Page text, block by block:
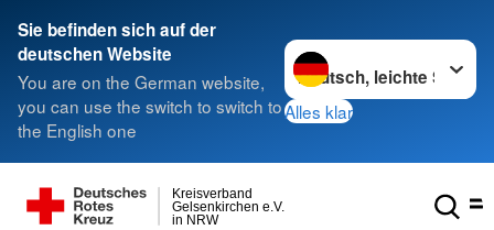
Sie befinden sich auf der
deutschen Website
You are on the German website,
you can use the switch to switch to
the English one
Sprache wechseln zu
Alles klar
in NRW
Gelsenkirchen e.V.
Kreisverband